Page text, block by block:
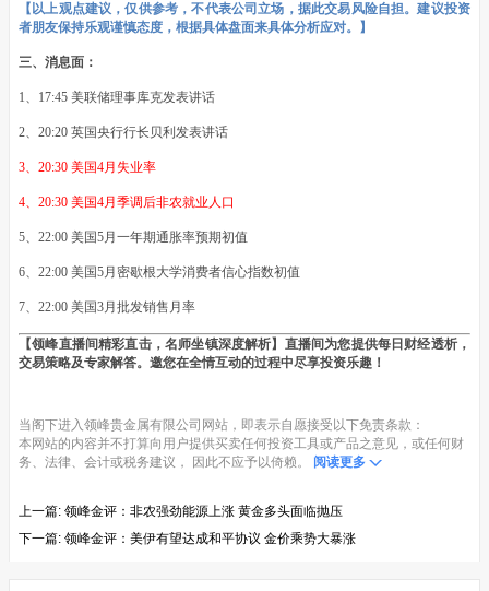
【以上观点建议，仅供参考，不代表公司立场，据此交易风险自担。建议投资
者朋友保持乐观谨慎态度，根据具体盘面来具体分析应对。】
三、消息面：
1、17:45 美联储理事库克发表讲话
2、20:20 英国央行行长贝利发表讲话
3、20:30 美国4月失业率
4、20:30 美国4月季调后非农就业人口
5、22:00 美国5月一年期通胀率预期初值
6、22:00 美国5月密歇根大学消费者信心指数初值
7、22:00 美国3月批发销售月率
【领峰直播间精彩直击，名师坐镇深度解析】直播间为您提供每日财经透析，
交易策略及专家解答。邀您在全情互动的过程中尽享投资乐趣！
当阁下进入领峰贵金属有限公司网站，即表示自愿接受以下免责条款：
本网站的内容并不打算向用户提供买卖任何投资工具或产品之意见，或任何财
务、法律、会计或税务建议， 因此不应予以倚赖。 阅读更多
上一篇: 领峰金评：非农强劲能源上涨 黄金多头面临抛压
下一篇: 领峰金评：美伊有望达成和平协议 金价乘势大暴涨